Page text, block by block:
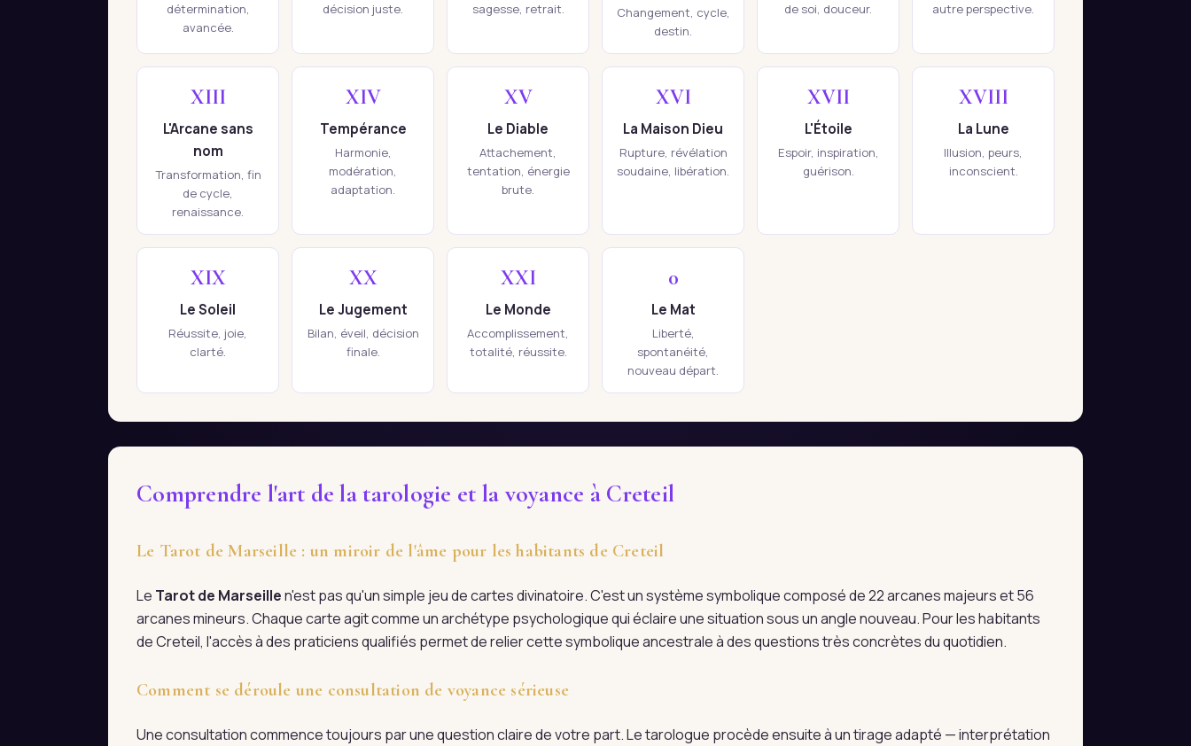
détermination,
avancée.
décision juste.
sagesse, retrait.
Changement, cycle,
destin.
de soi, douceur.
autre perspective.
XIII
L'Arcane sans
nom
Transformation, fin
de cycle,
renaissance.
XIV
Tempérance
Harmonie,
modération,
adaptation.
XV
Le Diable
Attachement,
tentation, énergie
brute.
XVI
La Maison Dieu
Rupture, révélation
soudaine, libération.
XVII
L'Étoile
Espoir, inspiration,
guérison.
XVIII
La Lune
Illusion, peurs,
inconscient.
XIX
Le Soleil
Réussite, joie,
clarté.
XX
Le Jugement
Bilan, éveil, décision
finale.
XXI
Le Monde
Accomplissement,
totalité, réussite.
0
Le Mat
Liberté,
spontanéité,
nouveau départ.
Comprendre l'art de la tarologie et la voyance à Creteil
Le Tarot de Marseille : un miroir de l'âme pour les habitants de Creteil
Le Tarot de Marseillen'est pas qu'un simple jeu de cartes divinatoire. C'est un système symbolique composé de 22 arcanes majeurs et 56
arcanes mineurs. Chaque carte agit comme un archétype psychologique qui éclaire une situation sous un angle nouveau. Pour les habitants
de Creteil, l'accès à des praticiens qualifiés permet de relier cette symbolique ancestrale à des questions très concrètes du quotidien.
Comment se déroule une consultation de voyance sérieuse
Une consultation commence toujours par une question claire de votre part. Le tarologue procède ensuite à un tirage adapté — interprétation